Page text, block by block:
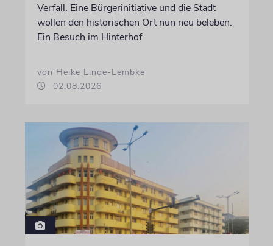
Verfall. Eine Bürgerinitiative und die Stadt
wollen den historischen Ort nun neu beleben.
Ein Besuch im Hinterhof
von Heike Linde-Lembke
02.08.2026